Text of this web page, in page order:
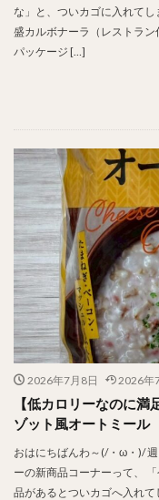
な」と、ついカゴに入れて
盛カルボナーラ（レストラン
パッケージ […]
2026年7月8日 2026年
【低カロリーなのに
ゾット風オートミール
おはにちばんわ～(/・ω・)/
ーの新商品コーナーって、
品があるとついカゴへ入れ